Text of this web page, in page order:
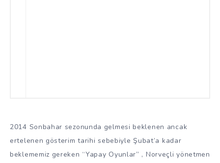
2014 Sonbahar sezonunda gelmesi beklenen ancak
ertelenen gösterim tarihi sebebiyle Şubat’a kadar
beklememiz gereken “Yapay Oyunlar” , Norveçli yönetmen